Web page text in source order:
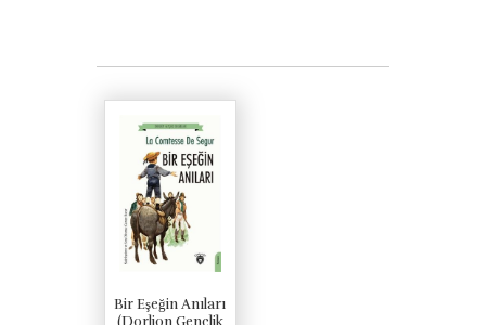
Bir Eşeğin Anıları